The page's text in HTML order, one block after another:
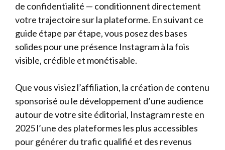
de confidentialité — conditionnent directement
votre trajectoire sur la plateforme. En suivant ce
guide étape par étape, vous posez des bases
solides pour une présence Instagram à la fois
visible, crédible et monétisable.
Que vous visiez l’affiliation, la création de contenu
sponsorisé ou le développement d’une audience
autour de votre site éditorial, Instagram reste en
2025 l’une des plateformes les plus accessibles
pour générer du trafic qualifié et des revenus